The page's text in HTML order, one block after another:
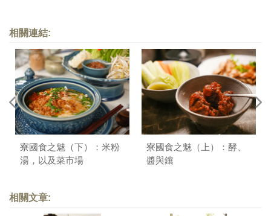
相關連結:
寮國食之魅（下）：米粉
湯，以及菜市場
寮國食之魅（上）：酵、
醬與鑲
相關文章: